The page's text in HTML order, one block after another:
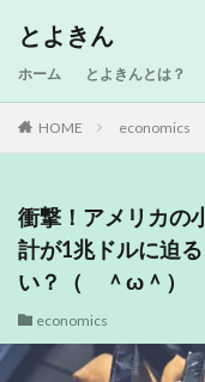
とよきん
ホーム とよきんとは？
HOME economics
衝撃！アメリカの
計が1兆ドルに迫
い？（ ＾ω＾）
economics